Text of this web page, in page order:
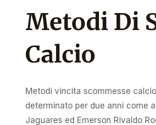
Metodi Di
Calcio
Metodi vincita scommesse
determinato per due anni come
Jaguares ed Emerson Rivaldo